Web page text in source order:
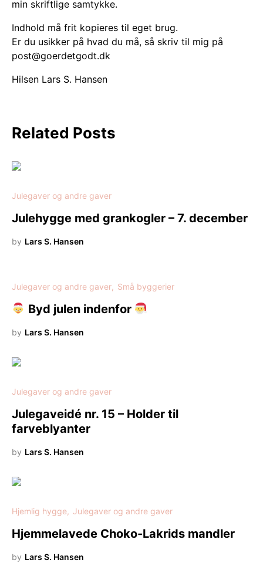
min skriftlige samtykke.
Indhold må frit kopieres til eget brug.
Er du usikker på hvad du må, så skriv til mig på
post@goerdetgodt.dk
Hilsen Lars S. Hansen
Related Posts
Julegaver og andre gaver
Julehygge med grankogler – 7. december
by Lars S. Hansen
Julegaver og andre gaver Små byggerier
Byd julen indenfor
by Lars S. Hansen
Julegaver og andre gaver
Julegaveidé nr. 15 – Holder til
farveblyanter
by Lars S. Hansen
Hjemlig hygge Julegaver og andre gaver
Hjemmelavede Choko-Lakrids mandler
by Lars S. Hansen